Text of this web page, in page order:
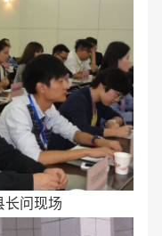
长问现场